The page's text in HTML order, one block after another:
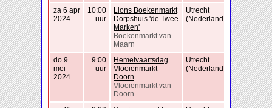
za 6 apr
2024
10:00
uur
Lions Boekenmarkt
Dorpshuis 'de Twee
Marken'
Boekenmarkt van
Maarn
Utrecht
(Nederland)
do 9
mei
2024
9:00
uur
Hemelvaartsdag
Vlooienmarkt
Doorn
Vlooienmarkt van
Doorn
Utrecht
(Nederland)